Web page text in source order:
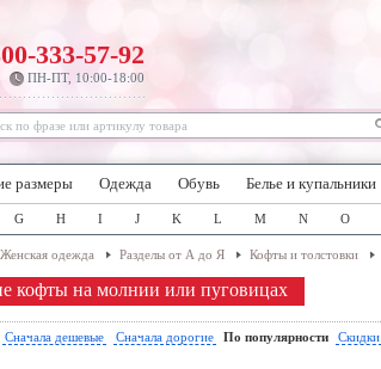
333-57-92
ПН-ПТ, 10:00-18:00
размеры Одежда Обувь Белье и купальники
G H I J K L M N O
Женская одежда Разделы от А до Я Кофты и толстовки
кофты на молнии или пуговицах
Сначала дешевые Сначала дорогие По популярности Скидки